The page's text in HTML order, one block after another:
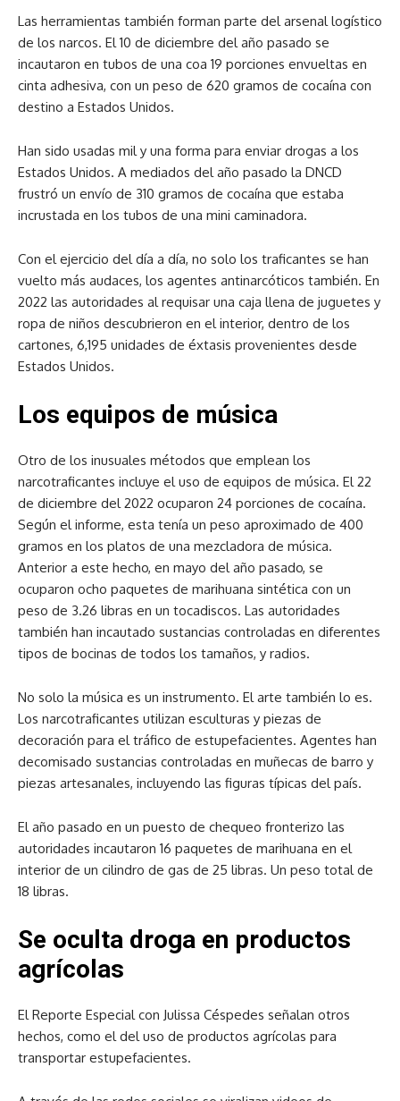
Las herramientas también forman parte del arsenal logístico
de los narcos. El 10 de diciembre del año pasado se
incautaron en tubos de una coa 19 porciones envueltas en
cinta adhesiva, con un peso de 620 gramos de cocaína con
destino a Estados Unidos.
Han sido usadas mil y una forma para enviar drogas a los
Estados Unidos. A mediados del año pasado la DNCD
frustró un envío de 310 gramos de cocaína que estaba
incrustada en los tubos de una mini caminadora.
Con el ejercicio del día a día, no solo los traficantes se han
vuelto más audaces, los agentes antinarcóticos también. En
2022 las autoridades al requisar una caja llena de juguetes y
ropa de niños descubrieron en el interior, dentro de los
cartones, 6,195 unidades de éxtasis provenientes desde
Estados Unidos.
Los equipos de música
Otro de los inusuales métodos que emplean los
narcotraficantes incluye el uso de equipos de música. El 22
de diciembre del 2022 ocuparon 24 porciones de cocaína.
Según el informe, esta tenía un peso aproximado de 400
gramos en los platos de una mezcladora de música.
Anterior a este hecho, en mayo del año pasado, se
ocuparon ocho paquetes de marihuana sintética con un
peso de 3.26 libras en un tocadiscos. Las autoridades
también han incautado sustancias controladas en diferentes
tipos de bocinas de todos los tamaños, y radios.
No solo la música es un instrumento. El arte también lo es.
Los narcotraficantes utilizan esculturas y piezas de
decoración para el tráfico de estupefacientes. Agentes han
decomisado sustancias controladas en muñecas de barro y
piezas artesanales, incluyendo las figuras típicas del país.
El año pasado en un puesto de chequeo fronterizo las
autoridades incautaron 16 paquetes de marihuana en el
interior de un cilindro de gas de 25 libras. Un peso total de
18 libras.
Se oculta droga en productos
agrícolas
El Reporte Especial con Julissa Céspedes señalan otros
hechos, como el del uso de productos agrícolas para
transportar estupefacientes.